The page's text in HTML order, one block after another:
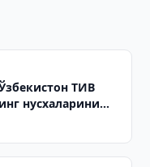
ТИВ
нусхаларини